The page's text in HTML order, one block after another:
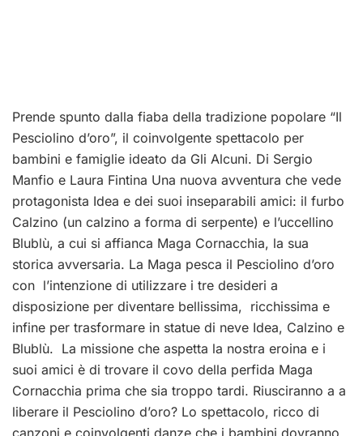
Prende spunto dalla fiaba della tradizione popolare “Il
Pesciolino d’oro”, il coinvolgente spettacolo per
bambini e famiglie ideato da Gli Alcuni. Di Sergio
Manfio e Laura Fintina Una nuova avventura che vede
protagonista Idea e dei suoi inseparabili amici: il furbo
Calzino (un calzino a forma di serpente) e l’uccellino
Blublù, a cui si affianca Maga Cornacchia, la sua
storica avversaria. La Maga pesca il Pesciolino d’oro
con l’intenzione di utilizzare i tre desideri a
disposizione per diventare bellissima, ricchissima e
infine per trasformare in statue di neve Idea, Calzino e
Blublù. La missione che aspetta la nostra eroina e i
suoi amici è di trovare il covo della perfida Maga
Cornacchia prima che sia troppo tardi. Riusciranno a a
liberare il Pesciolino d’oro? Lo spettacolo, ricco di